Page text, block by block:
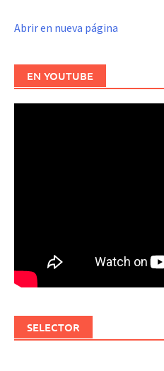
Abrir en nueva página
EN YOUTUBE
SELECTOR